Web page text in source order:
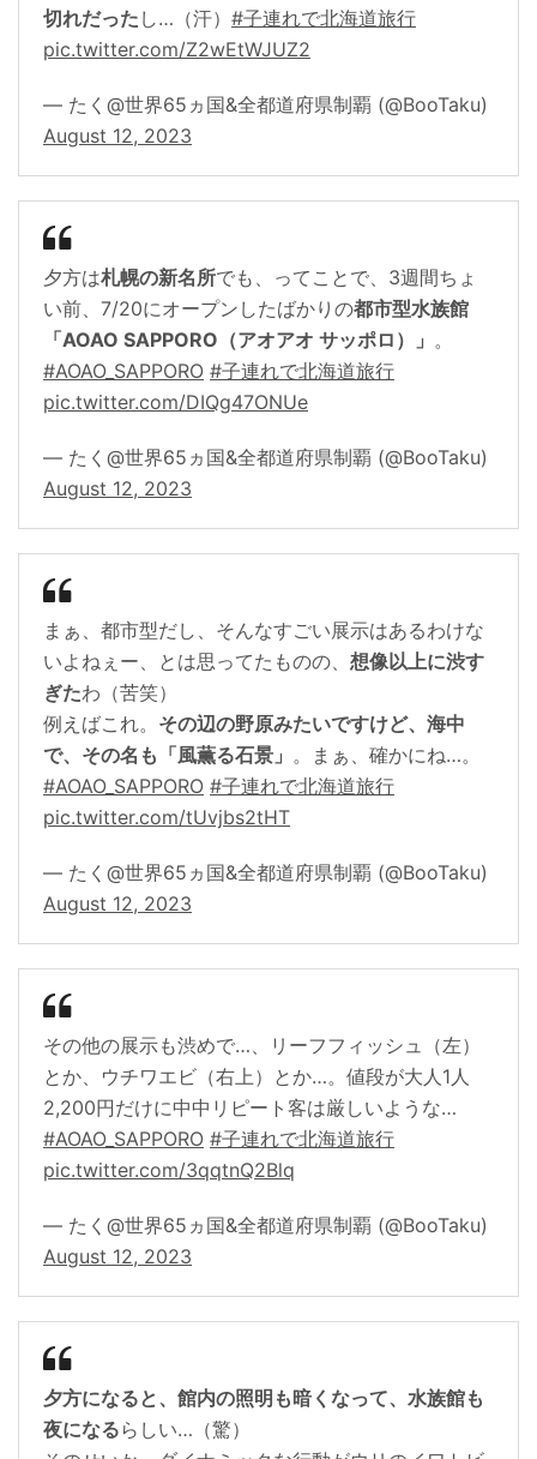
切れだった し…（汗） #子連れで北海道旅行
pic.twitter.com/Z2wEtWJUZ2
— たく@世界65ヵ国&全都道府県制覇 (@BooTaku)
August 12, 2023
夕方は札幌の新名所でも、ってことで、3週間ちょ
い前、7/20にオープンしたばかりの都市型水族館
「AOAO SAPPORO（アオアオ サッポロ）」 。
#AOAO_SAPPORO #子連れで北海道旅行
pic.twitter.com/DIQg47ONUe
— たく@世界65ヵ国&全都道府県制覇 (@BooTaku)
August 12, 2023
まぁ、都市型だし、そんなすごい展示はあるわけな
いよねぇー、とは思ってたものの、 想像以上に渋す
ぎたわ（苦笑）
例えばこれ。 その辺の野原みたいですけど、海中
で、その名も「風薫る石景」 。まぁ、確かにね…。
#AOAO_SAPPORO #子連れで北海道旅行
pic.twitter.com/tUvjbs2tHT
— たく@世界65ヵ国&全都道府県制覇 (@BooTaku)
August 12, 2023
その他の展示も渋めで…、リーフフィッシュ（左）
とか、ウチワエビ（右上）とか…。値段が大人1人
2,200円だけに中中リピート客は厳しいような…
#AOAO_SAPPORO #子連れで北海道旅行
pic.twitter.com/3qqtnQ2Blq
— たく@世界65ヵ国&全都道府県制覇 (@BooTaku)
August 12, 2023
夕方になると、館内の照明も暗くなって、水族館も
夜になるらしい…（驚）